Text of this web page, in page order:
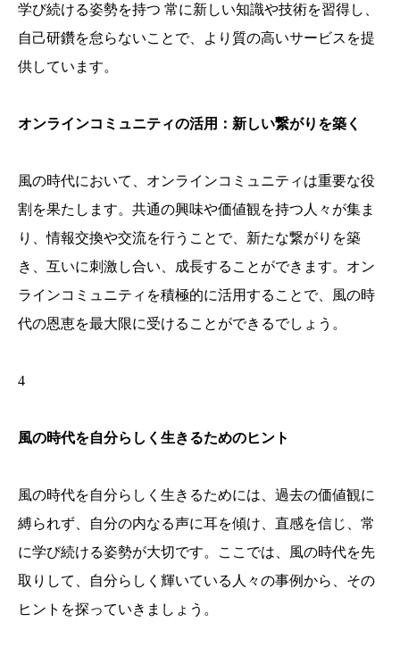
学び続ける姿勢を持つ 常に新しい知識や技術を習得し、
自己研鑽を怠らないことで、より質の高いサービスを提
供しています。
オンラインコミュニティの活用：新しい繋がりを築く
風の時代において、オンラインコミュニティは重要な役
割を果たします。共通の興味や価値観を持つ人々が集ま
り、情報交換や交流を行うことで、新たな繋がりを築
き、互いに刺激し合い、成長することができます。オン
ラインコミュニティを積極的に活用することで、風の時
代の恩恵を最大限に受けることができるでしょう。
4
風の時代を自分らしく生きるためのヒント
風の時代を自分らしく生きるためには、過去の価値観に
縛られず、自分の内なる声に耳を傾け、直感を信じ、常
に学び続ける姿勢が大切です。ここでは、風の時代を先
取りして、自分らしく輝いている人々の事例から、その
ヒントを探っていきましょう。